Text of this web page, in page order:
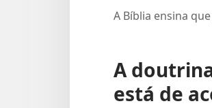
A Bíblia ensina
A
está de